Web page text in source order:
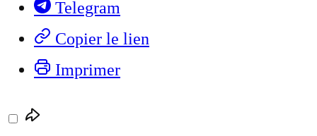
Telegram
Copier le lien
Imprimer